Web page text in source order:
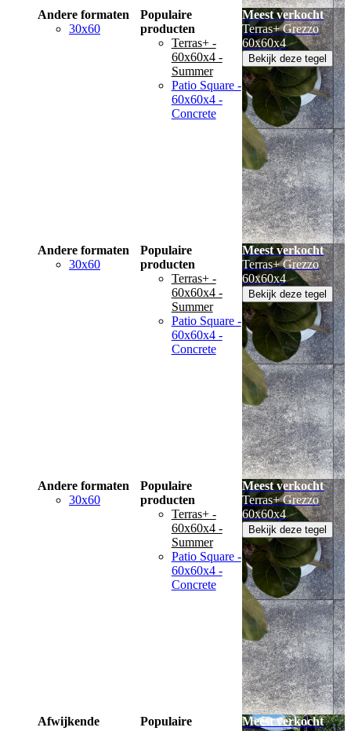
Andere formaten
30x60
Populaire
producten
Terras+ -
60x60x4 -
Summer
Patio Square -
60x60x4 -
Concrete
Meest verkocht
Terras+ Grezzo
60x60x4
Bekijk deze tegel
Andere formaten
30x60
Populaire
producten
Terras+ -
60x60x4 -
Summer
Patio Square -
60x60x4 -
Concrete
Meest verkocht
Terras+ Grezzo
60x60x4
Bekijk deze tegel
Andere formaten
30x60
Populaire
producten
Terras+ -
60x60x4 -
Summer
Patio Square -
60x60x4 -
Concrete
Meest verkocht
Terras+ Grezzo
60x60x4
Bekijk deze tegel
Afwijkende
Populaire
Meest verkocht